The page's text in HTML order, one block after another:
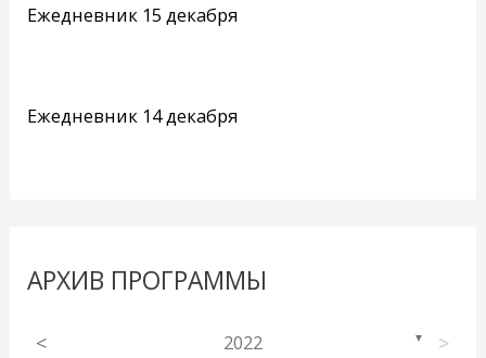
Ежедневник 15 декабря
Ежедневник 14 декабря
АРХИВ ПРОГРАММЫ
< 2022 ▼ >